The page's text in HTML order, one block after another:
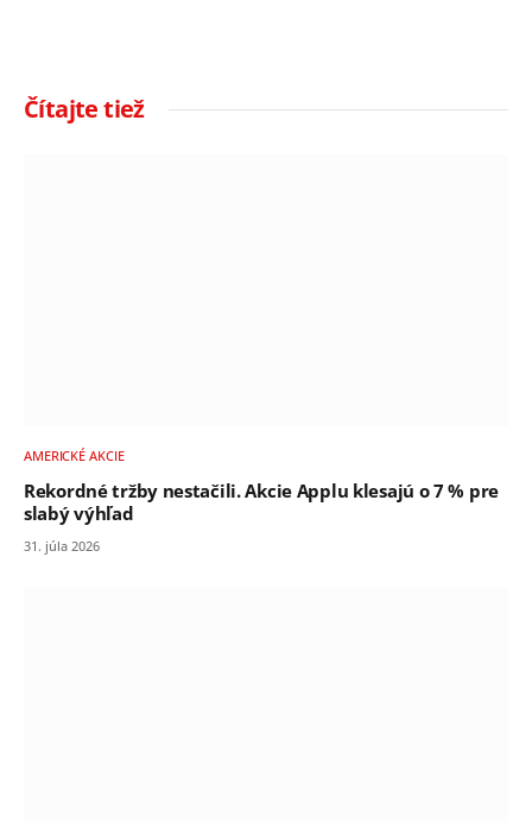
Čítajte tiež
AMERICKÉ AKCIE
Rekordné tržby nestačili. Akcie Applu klesajú o 7 % pre
slabý výhľad
31. júla 2026